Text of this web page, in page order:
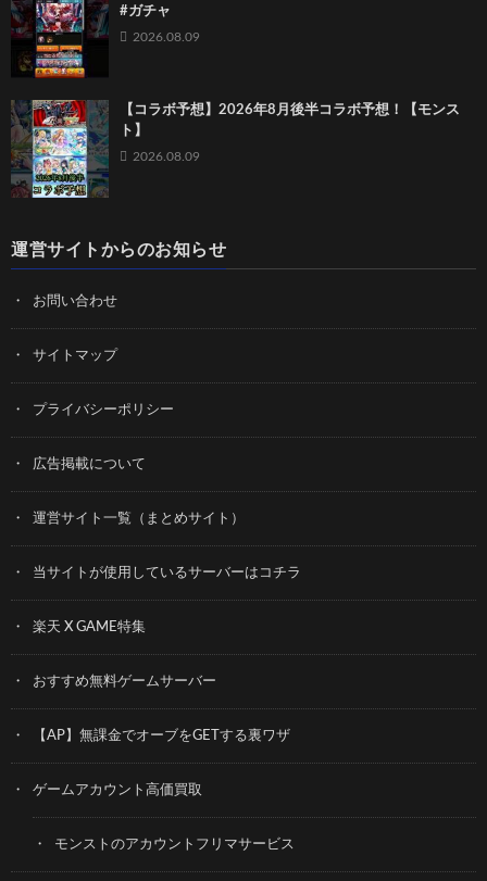
#ガチャ
2026.08.09
【コラボ予想】2026年8月後半コラボ予想！【モンス
ト】
2026.08.09
運営サイトからのお知らせ
お問い合わせ
サイトマップ
プライバシーポリシー
広告掲載について
運営サイト一覧（まとめサイト）
当サイトが使用しているサーバーはコチラ
楽天 X GAME特集
おすすめ無料ゲームサーバー
【AP】無課金でオーブをGETする裏ワザ
ゲームアカウント高価買取
モンストのアカウントフリマサービス